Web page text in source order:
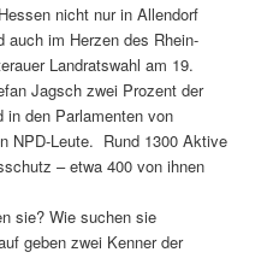
nicht nur in Allendorf
auch im Herzen des Rhein-
Landratswahl am 19.
Jagsch zwei Prozent der
den Parlamenten von
NPD-Leute. Rund 1300 Aktive
– etwa 400 von ihnen
sie? Wie suchen sie
geben zwei Kenner der